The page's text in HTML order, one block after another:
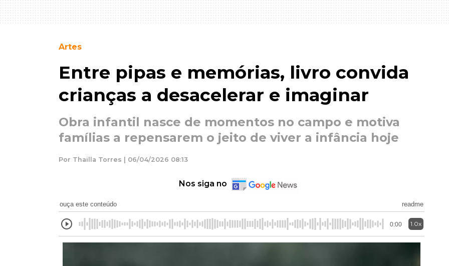
Artes
Entre pipas e memórias, livro convida
crianças a desacelerar e imaginar
Obra infantil nasce de momentos no campo e motiva
famílias a repensarem o jeito de viver a infância hoje
Por Thailla Torres | 06/04/2026 08:13
Nos siga no
ouça este conteúdo readme
0:00 1.0x